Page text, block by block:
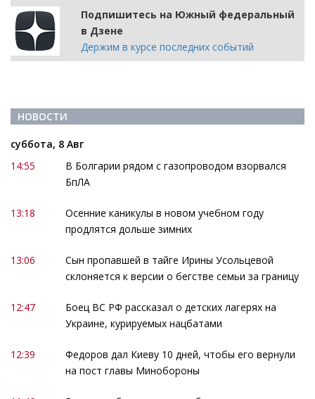
Подпишитесь на Южный федеральный
в Дзене
Держим в курсе последних событий
НОВОСТИ
суббота, 8 Авг
14:55
В Болгарии рядом с газопроводом взорвался
БпЛА
13:18
Осенние каникулы в новом учебном году
продлятся дольше зимних
13:06
Сын пропавшей в тайге Ирины Усольцевой
склоняется к версии о бегстве семьи за границу
12:47
Боец ВС РФ рассказал о детских лагерях на
Украине, курируемых нацбатами
12:39
Федоров дал Киеву 10 дней, чтобы его вернули
на пост главы Минобороны